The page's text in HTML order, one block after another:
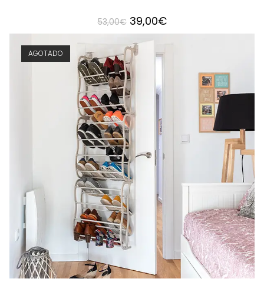
53,00€ 39,00€
AGOTADO